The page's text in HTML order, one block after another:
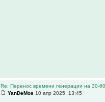
Re: Перенос времени генерации на 30-
YanDeMos 10 апр 2025, 13:45